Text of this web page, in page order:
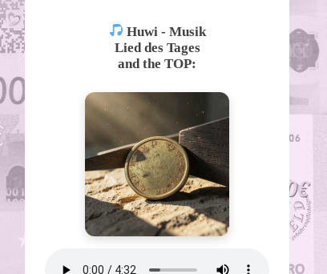
Huwi - Musik
Lied des Tages
and the TOP: